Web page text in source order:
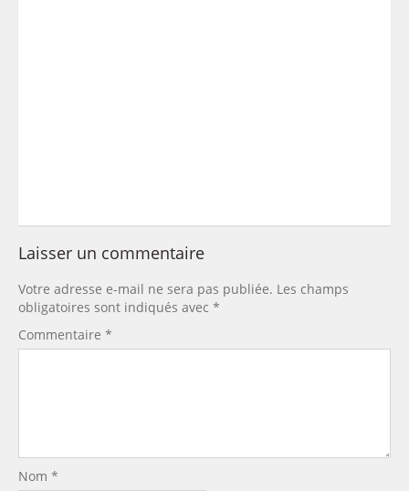
Laisser un commentaire
Votre adresse e-mail ne sera pas publiée. Les champs
obligatoires sont indiqués avec *
Commentaire *
Nom *